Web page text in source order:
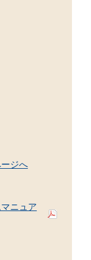
ジへ
ニュア